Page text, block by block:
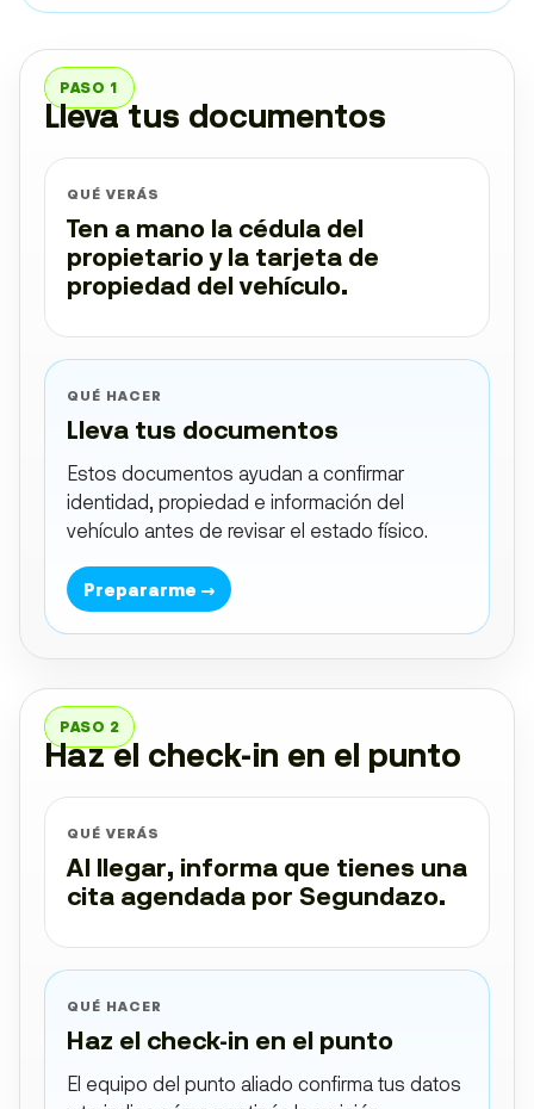
PASO 1
Lleva tus documentos
QUÉ VERÁS
Ten a mano la cédula del
propietario y la tarjeta de
propiedad del vehículo.
QUÉ HACER
Lleva tus documentos
Estos documentos ayudan a confirmar
identidad, propiedad e información del
vehículo antes de revisar el estado físico.
Prepararme →
PASO 2
Haz el check-in en el punto
QUÉ VERÁS
Al llegar, informa que tienes una
cita agendada por Segundazo.
QUÉ HACER
Haz el check-in en el punto
El equipo del punto aliado confirma tus datos